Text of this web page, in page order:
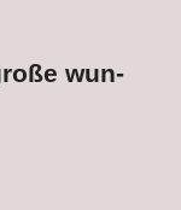
wun­